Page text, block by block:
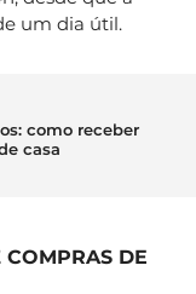
um dia útil.
como receber
casa
DE